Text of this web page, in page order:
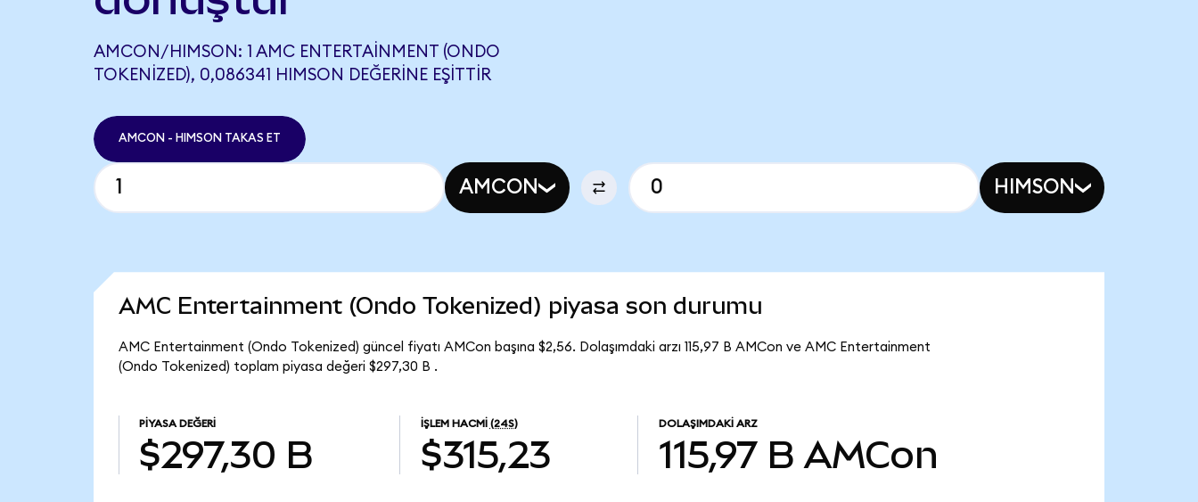
AMCON/HIMSON: 1 AMC ENTERTAINMENT (ONDO
TOKENIZED), 0,086341 HIMSON DEĞERINE EŞITTIR
AMCON - HIMSON TAKAS ET
AMCON HIMSON
AMC Entertainment (Ondo Tokenized) piyasa son durumu
AMC Entertainment (Ondo Tokenized) güncel fiyatı AMCon başına $2,56. Dolaşımdaki arzı 115,97 B AMCon ve AMC Entertainment
(Ondo Tokenized) toplam piyasa değeri $297,30 B .
PIYASA DEĞERI
$297,30 B
İŞLEM HACMI (24S)
$315,23
DOLAŞIMDAKI ARZ
115,97 B AMCon